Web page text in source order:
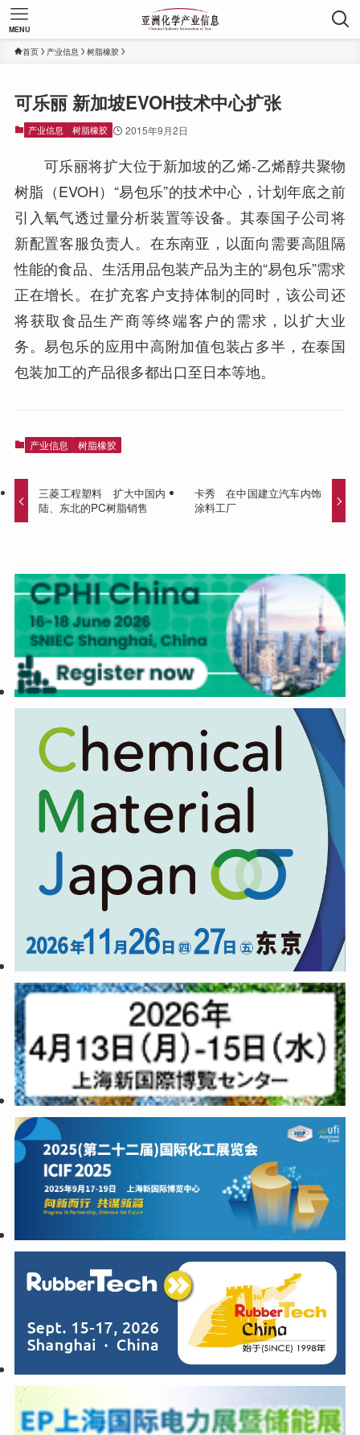
MENU
首页 产业信息 树脂橡胶
可乐丽 新加坡EVOH技术中心扩张
产业信息 树脂橡胶 2015年9月2日
可乐丽将扩大位于新加坡的乙烯-乙烯醇共聚物
树脂（EVOH）“易包乐”的技术中心，计划年底之前
引入氧气透过量分析装置等设备。其泰国子公司将
新配置客服负责人。在东南亚，以面向需要高阻隔
性能的食品、生活用品包装产品为主的“易包乐”需求
正在增长。在扩充客户支持体制的同时，该公司还
将获取食品生产商等终端客户的需求，以扩大业
务。易包乐的应用中高附加值包装占多半，在泰国
包装加工的产品很多都出口至日本等地。
产业信息 树脂橡胶
三菱工程塑料 扩大中国内
陆、东北的PC树脂销售
卡秀 在中国建立汽车内饰
涂料工厂